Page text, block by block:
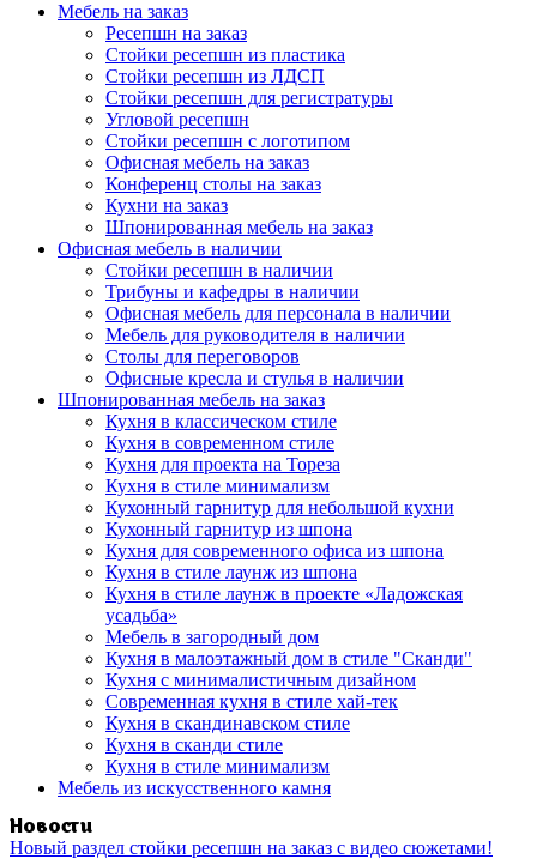
Мебель на заказ
Ресепшн на заказ
Стойки ресепшн из пластика
Стойки ресепшн из ЛДСП
Стойки ресепшн для регистратуры
Угловой ресепшн
Стойки ресепшн с логотипом
Офисная мебель на заказ
Конференц столы на заказ
Кухни на заказ
Шпонированная мебель на заказ
Офисная мебель в наличии
Стойки ресепшн в наличии
Трибуны и кафедры в наличии
Офисная мебель для персонала в наличии
Мебель для руководителя в наличии
Столы для переговоров
Офисные кресла и стулья в наличии
Шпонированная мебель на заказ
Кухня в классическом стиле
Кухня в современном стиле
Кухня для проекта на Тореза
Кухня в стиле минимализм
Кухонный гарнитур для небольшой кухни
Кухонный гарнитур из шпона
Кухня для современного офиса из шпона
Кухня в стиле лаунж из шпона
Кухня в стиле лаунж в проекте «Ладожская
усадьба»
Мебель в загородный дом
Кухня в малоэтажный дом в стиле "Сканди"
Кухня с минималистичным дизайном
Современная кухня в стиле хай-тек
Кухня в скандинавском стиле
Кухня в сканди стиле
Кухня в стиле минимализм
Мебель из искусственного камня
Новости
Новый раздел стойки ресепшн на заказ с видео сюжетами!